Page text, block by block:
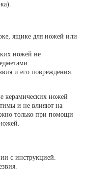
ящике для ножей или
ножей не
и его повреждения.
керамических ножей
и не влияют на
только при помощи
с инструкцией.